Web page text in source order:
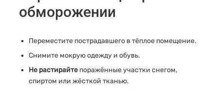
обморожении
Переместите пострадавшего в тёплое помещение.
Снимите мокрую одежду и обувь.
Не растирайте поражённые участки снегом,
спиртом или жёсткой тканью.